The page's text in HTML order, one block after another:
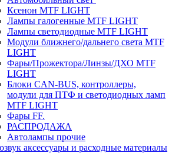
Ксенон MTF LIGHT
Лампы галогенные MTF LIGHT
Лампы светодиодные MTF LIGHT
Модули ближнего/дальнего света MTF
LIGHT
Фары/Прожектора/Линзы/ДХО MTF
LIGHT
Блоки CAN-BUS, контроллеры,
модули для ПТФ и светодиодных ламп
MTF LIGHT
Фары FF.
РАСПРОДАЖА
Автолампы прочие
аксессуары и расходные материалы